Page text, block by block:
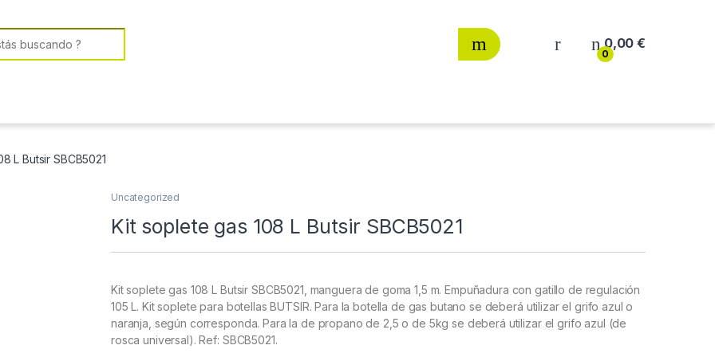
0
0,00€
L Butsir SBCB5021
Uncategorized
Kit soplete gas 108 L Butsir SBCB5021
Kit soplete gas 108 L Butsir SBCB5021, manguera de goma 1,5 m. Empuñadura con gatillo de regulación
105 L. Kit soplete para botellas BUTSIR. Para la botella de gas butano se deberá utilizar el grifo azul o
naranja, según corresponda. Para la de propano de 2,5 o de 5kg se deberá utilizar el grifo azul (de
rosca universal). Ref: SBCB5021.